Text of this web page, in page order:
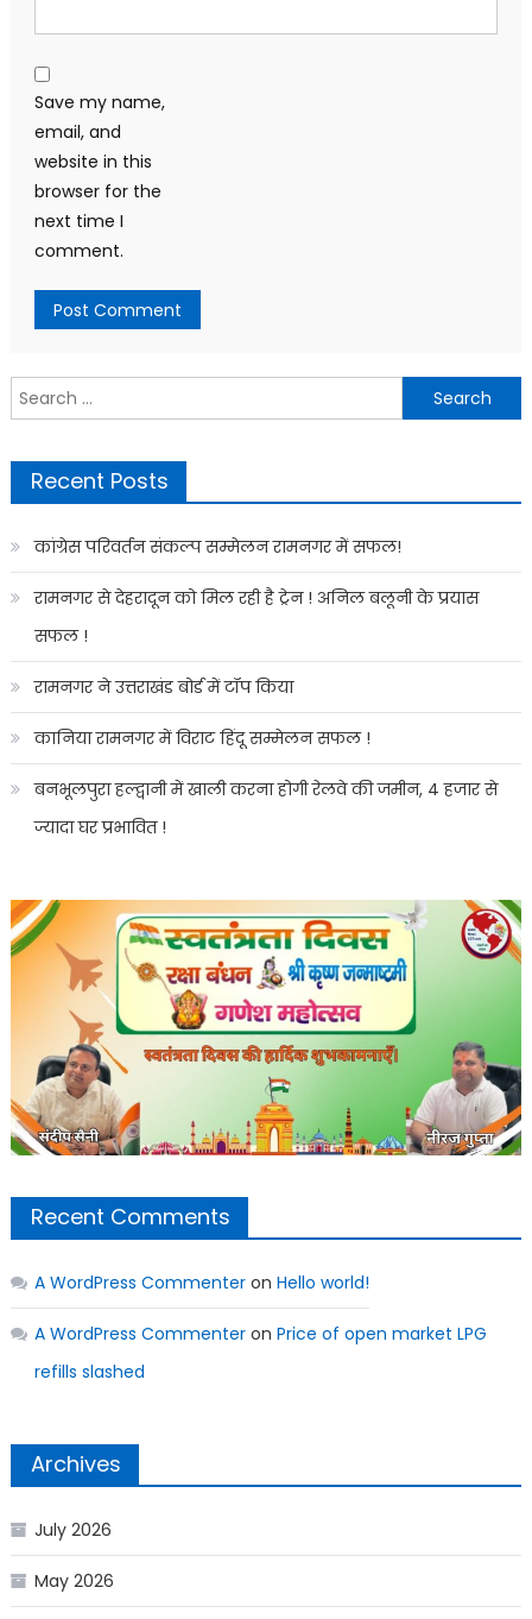
Save my name,
email, and
website in this
browser for the
next time I
comment.
Search
for:
Recent Posts
कांग्रेस परिवर्तन संकल्प सम्मेलन रामनगर में सफल!
रामनगर से देहरादून को मिल रही है ट्रेन ! अनिल बलूनी के प्रयास
सफल !
रामनगर ने उत्तराखंड बोर्ड में टॉप किया
कानिया रामनगर में विराट हिंदू सम्मेलन सफल !
बनभूलपुरा हल्द्वानी में खाली करना होगी रेलवे की जमीन, 4 हजार से
ज्यादा घर प्रभावित !
Recent Comments
A WordPress Commenteron Hello world!
A WordPress Commenteron Price of open market LPG
refills slashed
Archives
July 2026
May 2026